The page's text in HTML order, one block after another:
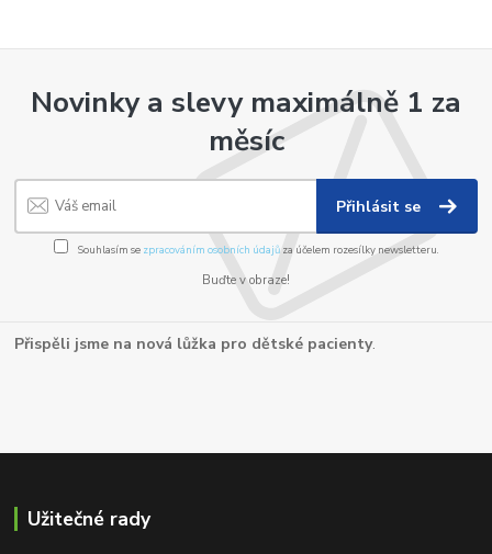
Novinky a slevy maximálně 1 za
měsíc
Přihlásit se
Souhlasím se zpracováním osobních údajůza účelem rozesílky newsletteru.
Buďte v obraze!
Přispěli jsme na nová lůžka pro dětské pacienty.
Užitečné rady